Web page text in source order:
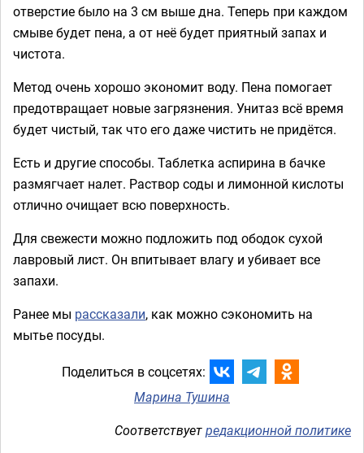
отверстие было на 3 см выше дна. Теперь при каждом
смыве будет пена, а от неё будет приятный запах и
чистота.
Метод очень хорошо экономит воду. Пена помогает
предотвращает новые загрязнения. Унитаз всё время
будет чистый, так что его даже чистить не придётся.
Есть и другие способы. Таблетка аспирина в бачке
размягчает налет. Раствор соды и лимонной кислоты
отлично очищает всю поверхность.
Для свежести можно подложить под ободок сухой
лавровый лист. Он впитывает влагу и убивает все
запахи.
Ранее мы рассказали, как можно сэкономить на
мытье посуды.
Поделиться в соцсетях:
Марина Тушина
Соответствуетредакционной политике